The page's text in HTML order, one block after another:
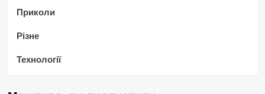
Приколи
Різне
Технології